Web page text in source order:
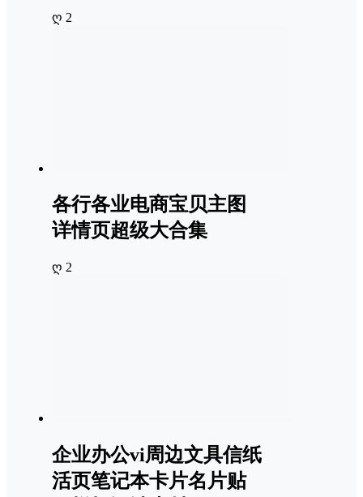
ღ 2
各行各业电商宝贝主图
详情页超级大合集
ღ 2
企业办公vi周边文具信纸
活页笔记本卡片名片贴